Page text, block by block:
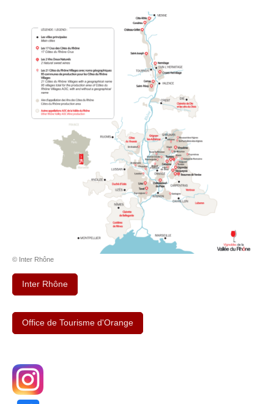
© Inter Rhône
Inter Rhône
Office de Tourisme d'Orange